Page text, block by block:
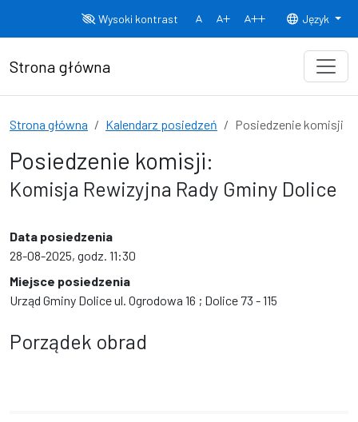
Wysoki kontrast
Normalny rozmiar czcionki
Rozmiar czcionki 150% Rozmiar
Język
Strona główna
Strona główna Kalendarz posiedzeń Posiedzenie komisji
Posiedzenie komisji:
Komisja Rewizyjna Rady Gminy Dolice
Data posiedzenia
28-08-2025, godz. 11:30
Miejsce posiedzenia
Urząd Gminy Dolice ul. Ogrodowa 16 ; Dolice 73 - 115
Porządek obrad